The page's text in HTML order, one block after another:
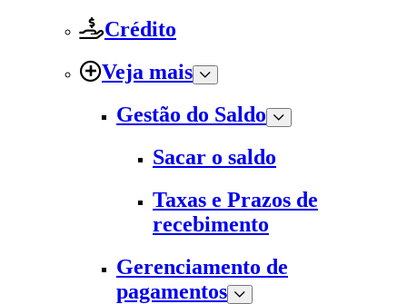
Crédito
Veja mais
Gestão do Saldo
Sacar o saldo
Taxas e Prazos de
recebimento
Gerenciamento de
pagamentos